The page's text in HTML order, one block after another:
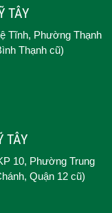
TÂY
Tĩnh, Phường Thạnh
Thạnh cũ)
TÂY
10, Phường Trung
Quận 12 cũ)